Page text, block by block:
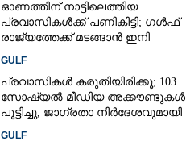
ഓണത്തിന് നാട്ടിലെത്തിയ
പ്രവാസികൾക്ക് പണികിട്ടി; ഗൾഫ്
രാജ്യത്തേക്ക് മടങ്ങാൻ ഇനി
GULF
പ്രവാസികൾ കരുതിയിരിക്കൂ; 103
സോഷ്യൽ മീഡിയ അക്കൗണ്ടുകൾ
പൂട്ടിച്ചു, ജാഗ്രതാ നിർദേശവുമായി
GULF